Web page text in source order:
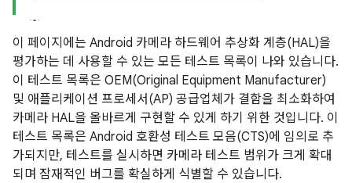
이 페이지에는 Android 카메라 하드웨어 추상화 계층(HAL)을
평가하는 데 사용할 수 있는 모든 테스트 목록이 나와 있습니다.
이 테스트 목록은 OEM(Original Equipment Manufacturer)
및 애플리케이션 프로세서(AP) 공급업체가 결함을 최소화하여
카메라 HAL을 올바르게 구현할 수 있게 하기 위한 것입니다. 이
테스트 목록은 Android 호환성 테스트 모음(CTS)에 임의로 추
가되지만, 테스트를 실시하면 카메라 테스트 범위가 크게 확대
되며 잠재적인 버그를 확실하게 식별할 수 있습니다.